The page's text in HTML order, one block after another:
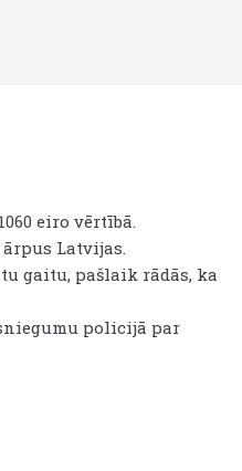
eiro vērtībā.
Latvijas.
gaitu, pašlaik rādās, ka
policijā par